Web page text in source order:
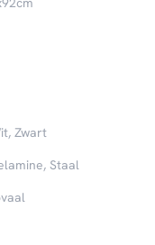
Zwart
Staal